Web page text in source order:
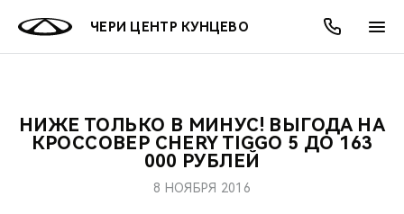
ЧЕРИ ЦЕНТР КУНЦЕВО
МОДЕЛИ
ПОКУПАТЕЛЯМ
ВЛАДЕЛЬЦАМ
МИР CHERY
АКЦИИ
ОНЛАЙН СЕРВИСЫ
О КОМПАНИИ
НИЖЕ ТОЛЬКО В МИНУС! ВЫГОДА НА
КРОССОВЕР CHERY TIGGO 5 ДО 163
000 РУБЛЕЙ
8 НОЯБРЯ 2016